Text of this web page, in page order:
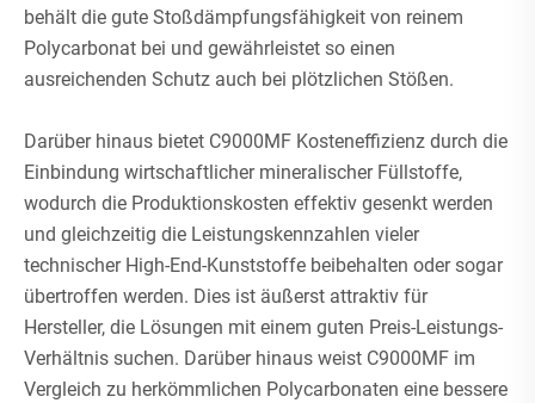
behält die gute Stoßdämpfungsfähigkeit von reinem
Polycarbonat bei und gewährleistet so einen
ausreichenden Schutz auch bei plötzlichen Stößen.
Darüber hinaus bietet C9000MF Kosteneffizienz durch die
Einbindung wirtschaftlicher mineralischer Füllstoffe,
wodurch die Produktionskosten effektiv gesenkt werden
und gleichzeitig die Leistungskennzahlen vieler
technischer High-End-Kunststoffe beibehalten oder sogar
übertroffen werden. Dies ist äußerst attraktiv für
Hersteller, die Lösungen mit einem guten Preis-Leistungs-
Verhältnis suchen. Darüber hinaus weist C9000MF im
Vergleich zu herkömmlichen Polycarbonaten eine bessere